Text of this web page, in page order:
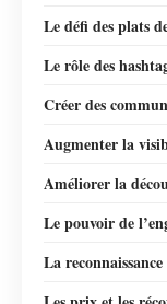
Le défi des plats
Le rôle des
Créer des
Augmenter la
Améliorer la
Le pouvoir de
La